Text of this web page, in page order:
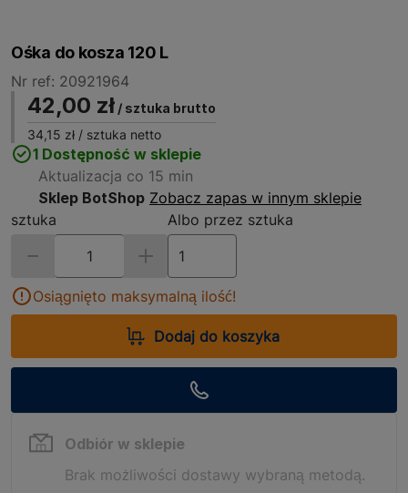
Ośka do kosza 120 L
Nr ref: 20921964
42,00 zł / sztuka brutto
34,15 zł / sztuka netto
1 Dostępność w sklepie
Aktualizacja co 15 min
Sklep BotShop Zobacz zapas w innym sklepie
sztuka
Albo przez sztuka
Osiągnięto maksymalną ilość!
Dodaj do koszyka
Odbiór w sklepie
Brak możliwości dostawy wybraną metodą.